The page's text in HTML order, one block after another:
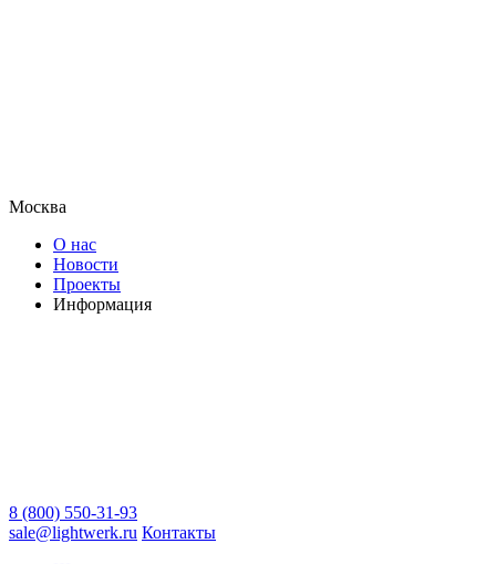
Москва
О нас
Новости
Проекты
Информация
8 (800) 550-31-93
sale@lightwerk.ru Контакты